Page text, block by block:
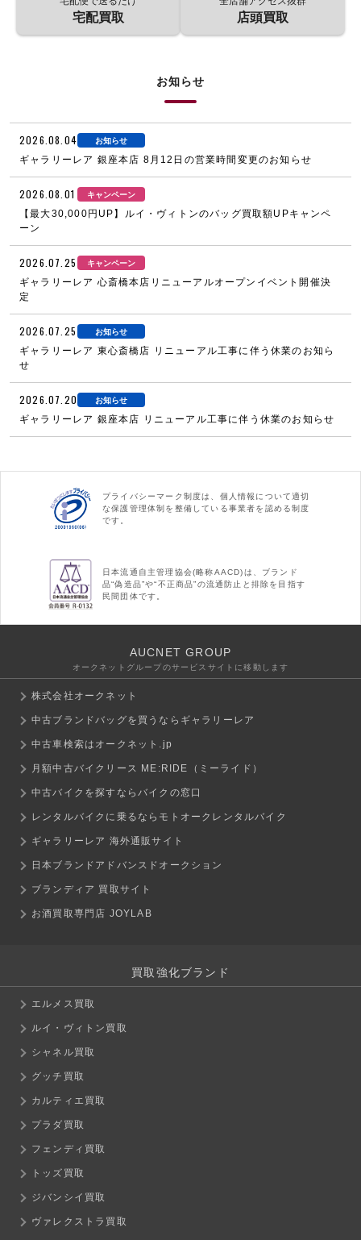
宅配買取 店頭買取
お知らせ
2026.08.04 お知らせ
ギャラリーレア 銀座本店 8月12日の営業時間変更のお知らせ
2026.08.01 キャンペーン
【最大30,000円UP】ルイ・ヴィトンのバッグ買取額UPキャンペ
ーン
2026.07.25 キャンペーン
ギャラリーレア 心斎橋本店リニューアルオープンイベント開催決
定
2026.07.25 お知らせ
ギャラリーレア 東心斎橋店 リニューアル工事に伴う休業のお知ら
せ
2026.07.20 お知らせ
ギャラリーレア 銀座本店 リニューアル工事に伴う休業のお知らせ
プライバシーマーク制度は、個人情報について適切
な保護管理体制を整備している事業者を認める制度
です。
日本流通自主管理協会(略称AACD)は、ブランド
品“偽造品”や“不正商品”の流通防止と排除を目指す
民間団体です。
AUCNET GROUP
オークネットグループのサービスサイトに移動します
株式会社オークネット
中古ブランドバッグを買うならギャラリーレア
中古車検索はオークネット.jp
月額中古バイクリース ME:RIDE（ミーライド）
中古バイクを探すならバイクの窓口
レンタルバイクに乗るならモトオークレンタルバイク
ギャラリーレア 海外通販サイト
日本ブランドアドバンスドオークション
ブランディア 買取サイト
お酒買取専門店 JOYLAB
買取強化ブランド
エルメス買取
ルイ・ヴィトン買取
シャネル買取
グッチ買取
カルティエ買取
プラダ買取
フェンディ買取
トッズ買取
ジバンシイ買取
ヴァレクストラ買取